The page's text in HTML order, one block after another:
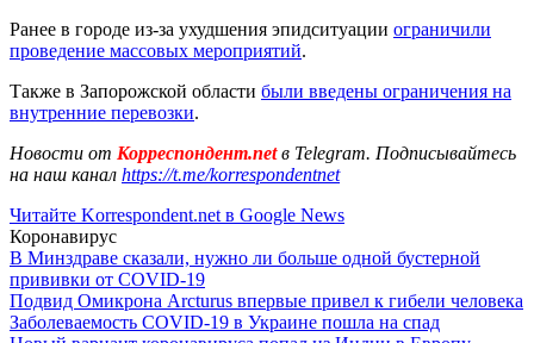
Ранее в городе из-за ухудшения эпидситуации ограничили
проведение массовых мероприятий.
Также в Запорожской области были введены ограничения на
внутренние перевозки.
Новости от Корреспондент.netв Telegram. Подписывайтесь
на наш канал https://t.me/korrespondentnet
Читайте Korrespondent.net в Google News
Коронавирус
В Минздраве сказали, нужно ли больше одной бустерной
прививки от COVID-19
Подвид Омикрона Arcturus впервые привел к гибели человека
Заболеваемость COVID-19 в Украине пошла на спад